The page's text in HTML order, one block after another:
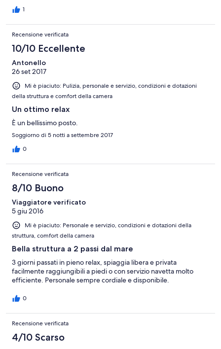
1
Recensione verificata
10/10 Eccellente
Antonello
26 set 2017
Mi è piaciuto: Pulizia, personale e servizio, condizioni e dotazioni
della struttura e comfort della camera
Un ottimo relax
È un bellissimo posto.
Soggiorno di 5 notti a settembre 2017
0
Recensione verificata
8/10 Buono
Viaggiatore verificato
5 giu 2016
Mi è piaciuto: Personale e servizio, condizioni e dotazioni della
struttura, comfort della camera
Bella struttura a 2 passi dal mare
3 giorni passati in pieno relax, spiaggia libera e privata
facilmente raggiungibili a piedi o con servizio navetta molto
efficiente. Personale sempre cordiale e disponibile.
0
Recensione verificata
4/10 Scarso